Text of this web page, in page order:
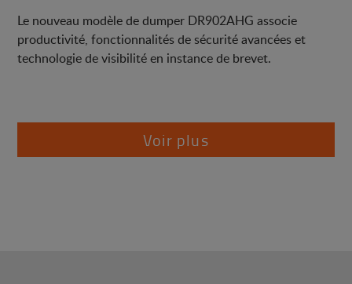
Le nouveau modèle de dumper DR902AHG associe
productivité, fonctionnalités de sécurité avancées et
technologie de visibilité en instance de brevet.
Voir plus